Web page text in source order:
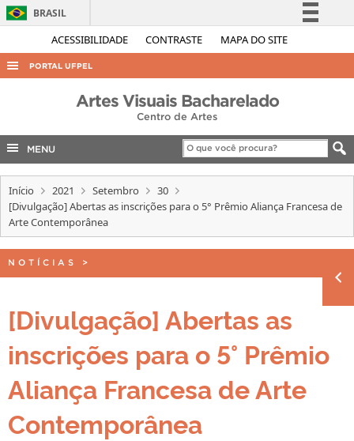
ACESSIBILIDADE CONTRASTE MAPA DO SITE
BRASIL
Simplifique!
Acesso à informação
Legislação
Canais
PORTAL UFPEL
COBALTO
INTERNACIONAL
Artes Visuais Bacharelado
Centro de Artes
MENU
Início 2021 Setembro
30
[Divulgação] Abertas as inscrições para o 5° Prêmio Aliança Francesa de
Arte Contemporânea
NOTÍCIAS >
[Divulgação] Abertas as
inscrições para o 5° Prêmio
Aliança Francesa de Arte
Contemporânea